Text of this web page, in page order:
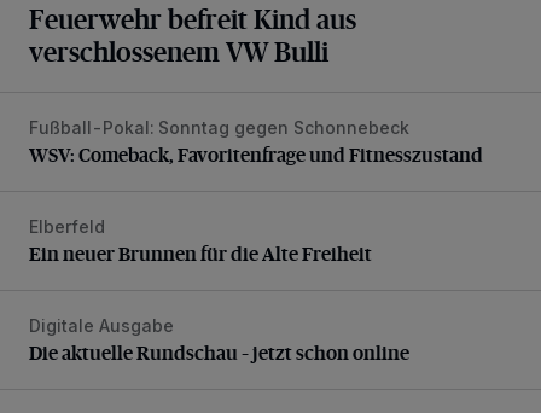
Feuerwehr befreit Kind aus
verschlossenem VW Bulli
WSV: Comeback, Favoritenfrage und Fitnesszustand
Fußball-Pokal: Sonntag gegen Schonnebeck
WSV: Comeback, Favoritenfrage und Fitnesszustand
Ein neuer Brunnen für die Alte Freiheit
Elberfeld
Ein neuer Brunnen für die Alte Freiheit
Die aktuelle Rundschau – jetzt schon online
Digitale Ausgabe
Die aktuelle Rundschau – jetzt schon online